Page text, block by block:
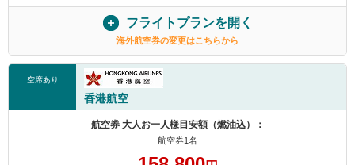
フライトプランを開く
海外航空券の変更はこちらから
空席あり
香港航空
航空券 大人お一人様目安額（燃油込）：
航空券1名